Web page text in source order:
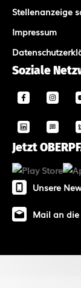
Stellenanzeige
Impressum
Soziale
Jetzt
Unsere
Mail an